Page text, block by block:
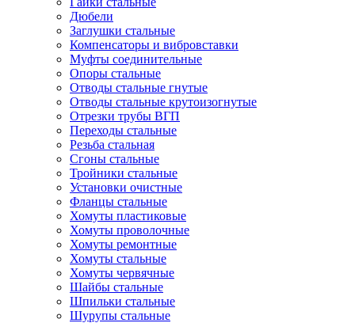
Дюбели
Заглушки стальные
Компенсаторы и вибровставки
Муфты соединительные
Опоры стальные
Отводы стальные гнутые
Отводы стальные крутоизогнутые
Отрезки трубы ВГП
Переходы стальные
Резьба стальная
Сгоны стальные
Тройники стальные
Установки очистные
Фланцы стальные
Хомуты пластиковые
Хомуты проволочные
Хомуты ремонтные
Хомуты стальные
Хомуты червячные
Шайбы стальные
Шпильки стальные
Шурупы стальные